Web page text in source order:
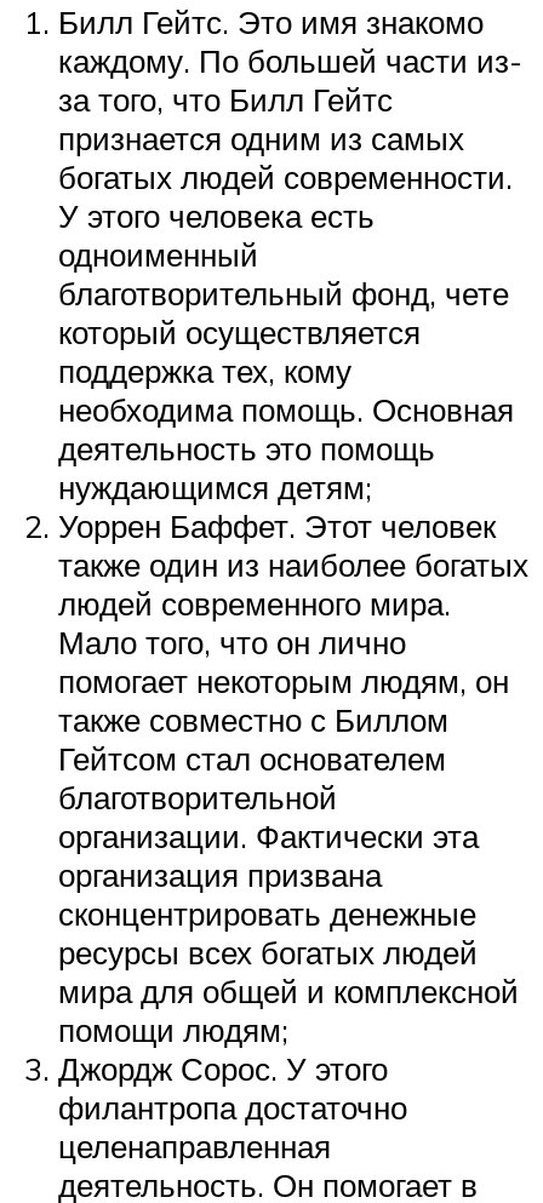
Билл Гейтс. Это имя знакомо
каждому. По большей части из-
за того, что Билл Гейтс
признается одним из самых
богатых людей современности.
У этого человека есть
одноименный
благотворительный фонд, чете
который осуществляется
поддержка тех, кому
необходима помощь. Основная
деятельность это помощь
нуждающимся детям;
Уоррен Баффет. Этот человек
также один из наиболее богатых
людей современного мира.
Мало того, что он лично
помогает некоторым людям, он
также совместно с Биллом
Гейтсом стал основателем
благотворительной
организации. Фактически эта
организация призвана
сконцентрировать денежные
ресурсы всех богатых людей
мира для общей и комплексной
помощи людям;
Джордж Сорос. У этого
филантропа достаточно
целенаправленная
деятельность. Он помогает в